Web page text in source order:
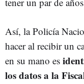
Así, la Policía
hacer al recibir un
en su mano es
los datos a la